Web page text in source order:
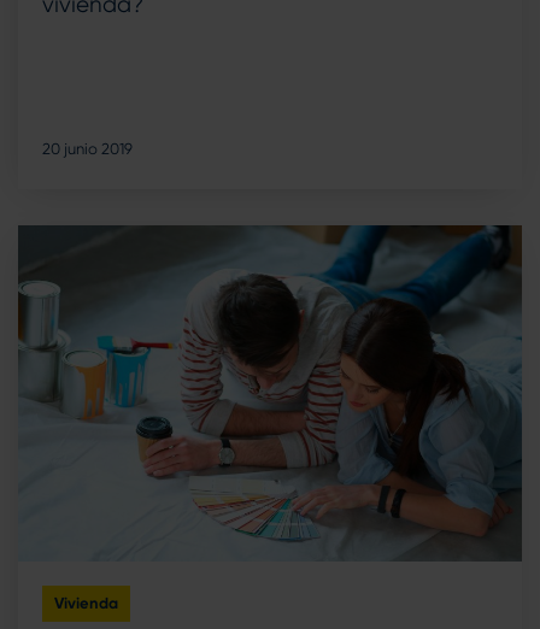
20 junio 2019
Vivienda